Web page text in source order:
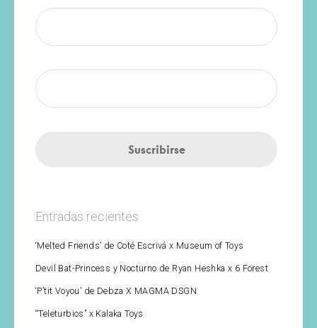
Entradas recientes
‘Melted Friends’ de Coté Escrivá x Museum of Toys
Devil Bat-Princess y Nocturno de Ryan Heshka x 6 Forest
‘P’tit Voyou’ de Debza X MAGMA DSGN
“Teleturbios” x Kalaka Toys